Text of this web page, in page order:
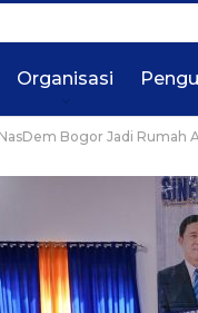
Organisasi
Bogor Jadi Rumah